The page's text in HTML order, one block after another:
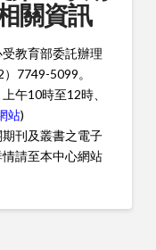
關資訊
教育部委託辦理
7749-5099。
午10時至12時、
站)
刊及叢書之電子
請至本中心網站